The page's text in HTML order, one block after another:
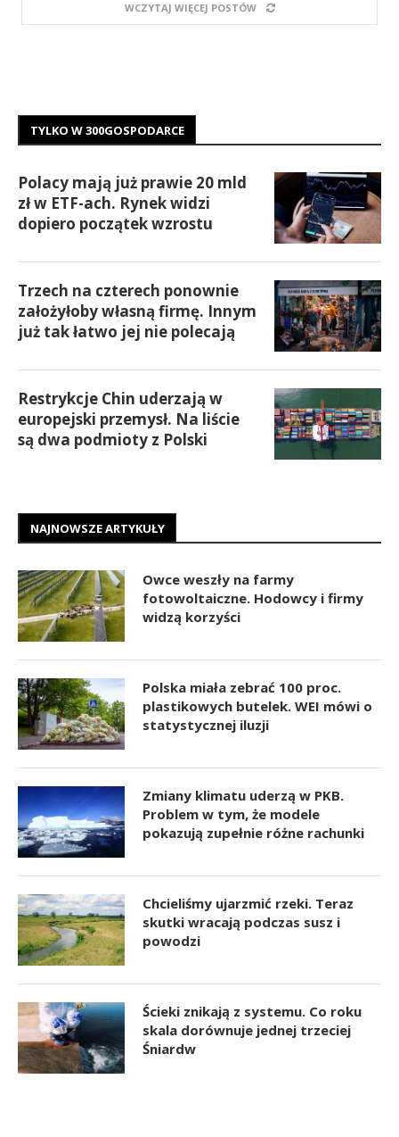
WCZYTAJ WIĘCEJ POSTÓW
TYLKO W 300GOSPODARCE
Polacy mają już prawie 20 mld
zł w ETF-ach. Rynek widzi
dopiero początek wzrostu
Trzech na czterech ponownie
założyłoby własną firmę. Innym
już tak łatwo jej nie polecają
Restrykcje Chin uderzają w
europejski przemysł. Na liście
są dwa podmioty z Polski
NAJNOWSZE ARTYKUŁY
Owce weszły na farmy
fotowoltaiczne. Hodowcy i firmy
widzą korzyści
Polska miała zebrać 100 proc.
plastikowych butelek. WEI mówi o
statystycznej iluzji
Zmiany klimatu uderzą w PKB.
Problem w tym, że modele
pokazują zupełnie różne rachunki
Chcieliśmy ujarzmić rzeki. Teraz
skutki wracają podczas susz i
powodzi
Ścieki znikają z systemu. Co roku
skala dorównuje jednej trzeciej
Śniardw